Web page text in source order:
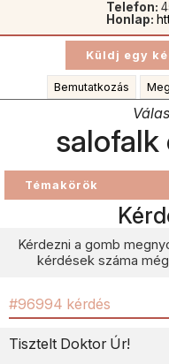
Telefon:
Honlap:
Bemutatkozás
salofalk
Témakörök
Kérdezni a gomb
kérdések száma
#96994 kérdés
Tisztelt Doktor Úr!